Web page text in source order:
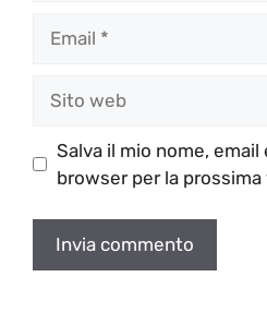
web
Salva il mio nome,
browser per la